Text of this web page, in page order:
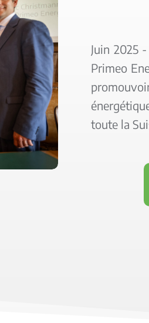
Juin 2025
Primeo
toute la